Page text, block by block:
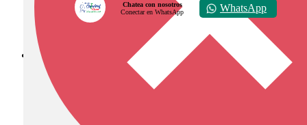
Diócesis de Zipaquirá
Chatea con nosotros
Conectar en WhatsApp
WhatsApp